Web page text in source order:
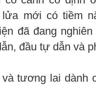
mới có tiềm
đã đang
đầu tự dẫn và
tương lai dành